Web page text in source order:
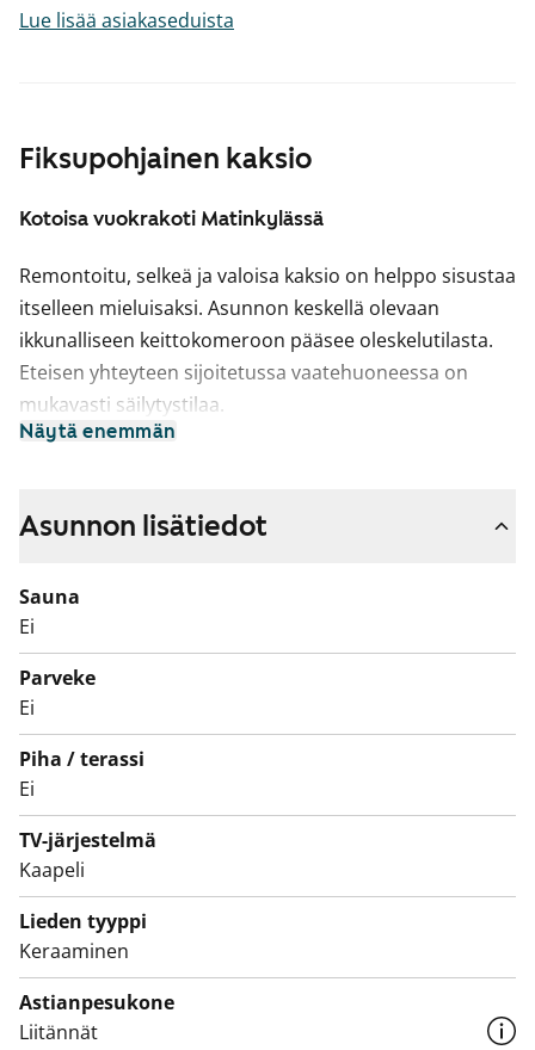
Fiksupohjainen kaksio
Kotoisa vuokrakoti Matinkylässä
Remontoitu, selkeä ja valoisa kaksio on helppo sisustaa
itselleen mieluisaksi. Asunnon keskellä olevaan
ikkunalliseen keittokomeroon pääsee oleskelutilasta.
Eteisen yhteyteen sijoitetussa vaatehuoneessa on
mukavasti säilytystilaa.
Näytä enemmän
Lue lisää asiakaseduista
Asunnon lisätiedot
Sauna
Ei
Parveke
Ei
Piha / terassi
Ei
TV-järjestelmä
Kaapeli
Lieden tyyppi
Keraaminen
Astianpesukone
Liitännät